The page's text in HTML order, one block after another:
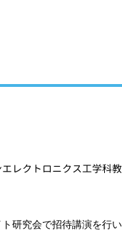
レクトロニクス工学科教
研究会で招待講演を行い